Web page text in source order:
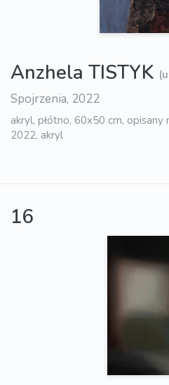
Anzhela TISTYK
Spojrzenia, 2022
akryl, płótno, 60x50 cm,
2022, akryl
16